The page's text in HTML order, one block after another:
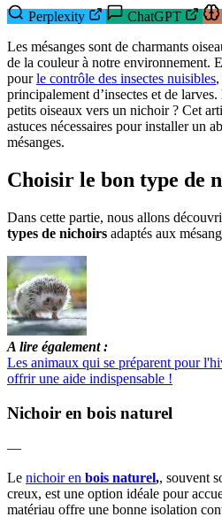
Perplexity ChatGPT
Les mésanges sont de charmants
de la couleur à notre environnement.
pourle contrôle des insectes nuisibles
principalement d’insectes et de
petits oiseaux vers un nichoir ? Cet
astuces nécessaires pour installer un
mésanges.
Choisir le bon type de
Dans cette partie, nous allons
types de nichoirs adaptés aux
A lire également :
Les animaux qui se préparent pour
offrir une aide indispensable !
Nichoir en bois naturel
—
Le nichoir en bois naturel,, souvent
creux, est une option idéale pour
matériau offre une bonne isolation